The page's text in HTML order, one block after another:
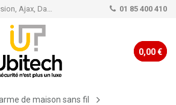
Distributeur officiel Hikvision, Ajax, Dahua, TP-Link - Caméra de vidéo surveillance - Alarme 01 85 400 410
0,00 €
de maison sans fil